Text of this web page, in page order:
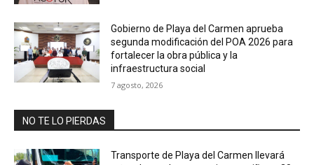
Gobierno de Playa del Carmen aprueba
segunda modificación del POA 2026 para
fortalecer la obra pública y la
infraestructura social
7 agosto, 2026
NO TE LO PIERDAS
Transporte de Playa del Carmen llevará